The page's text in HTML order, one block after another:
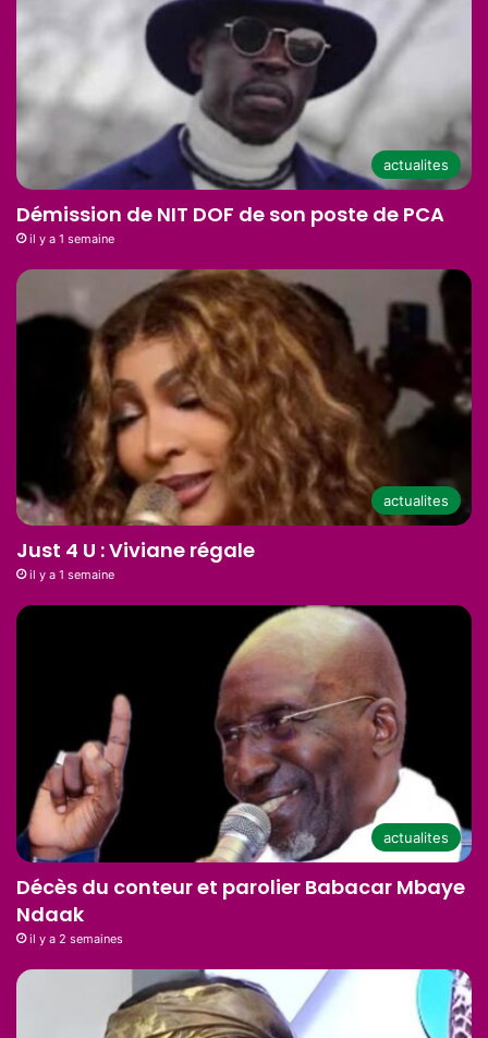
actualites
Démission de NIT DOF de son poste de PCA
il y a 1 semaine
actualites
Just 4 U : Viviane régale
il y a 1 semaine
actualites
Décès du conteur et parolier Babacar Mbaye
Ndaak
il y a 2 semaines